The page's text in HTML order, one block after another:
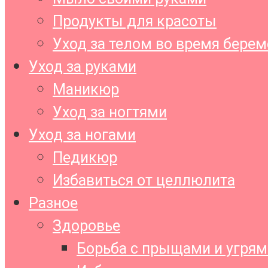
Продукты для красоты
Уход за телом во время
Уход за руками
Маникюр
Уход за ногтями
Уход за ногами
Педикюр
Избавиться от целлюлита
Разное
Здоровье
Борьба с прыщами и